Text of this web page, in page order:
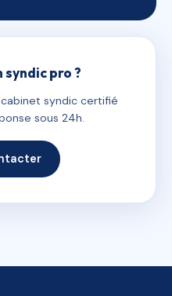
syndic pro ?
syndic certifié
sous 24h.